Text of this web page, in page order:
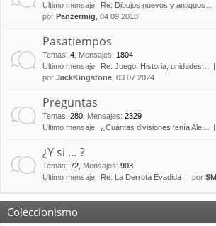
Último mensaje:
Re: Dibujos nuevos y antiguos…
por Panzermig , 04 09 2018
Pasatiempos
Temas: 4 Mensajes: 1804
Último mensaje:
Re: Juego: Historia, unidades…
por JackKingstone , 03 07 2024
Preguntas
Temas: 280 Mensajes: 2329
Último mensaje: ¿Cuántas divisiones tenía Ale…
¿Y si … ?
Temas: 72 Mensajes: 903
Último mensaje:
Re: La Derrota Evadida por
Coleccionismo